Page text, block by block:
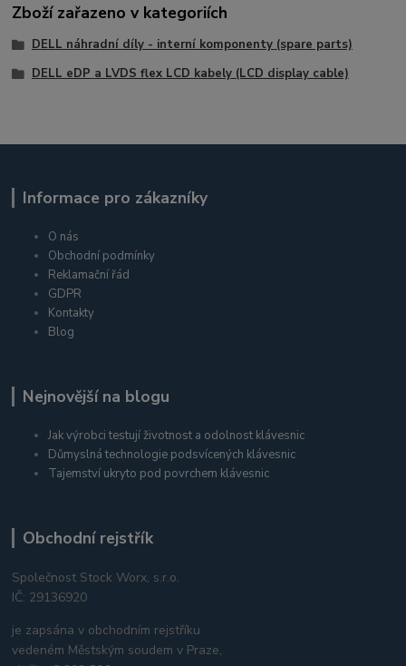
Zboží zařazeno v kategoriích
DELL náhradní díly - interní komponenty (spare parts)
DELL eDP a LVDS flex LCD kabely (LCD display cable)
Informace pro zákazníky
O nás
Obchodní podmínky
Reklamační řád
GDPR
Kontakty
Blog
Nejnovější na blogu
Jak výrobci testují životnost a odolnost klávesnic
Důmyslná technologie podsvícených klávesnic
Tajemství ukryto pod povrchem klávesnic
Obchodní rejstřík
Společnost Stock Worx, s.r.o.
IČ: 29136920
je zapsána v obchodním rejstříku
vedeném Městským soudem v Praze,